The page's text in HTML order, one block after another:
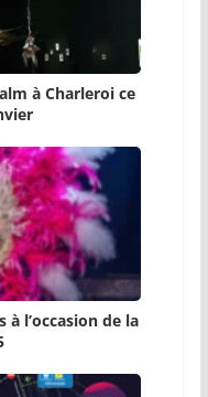
à Charleroi ce
à l’occasion de la